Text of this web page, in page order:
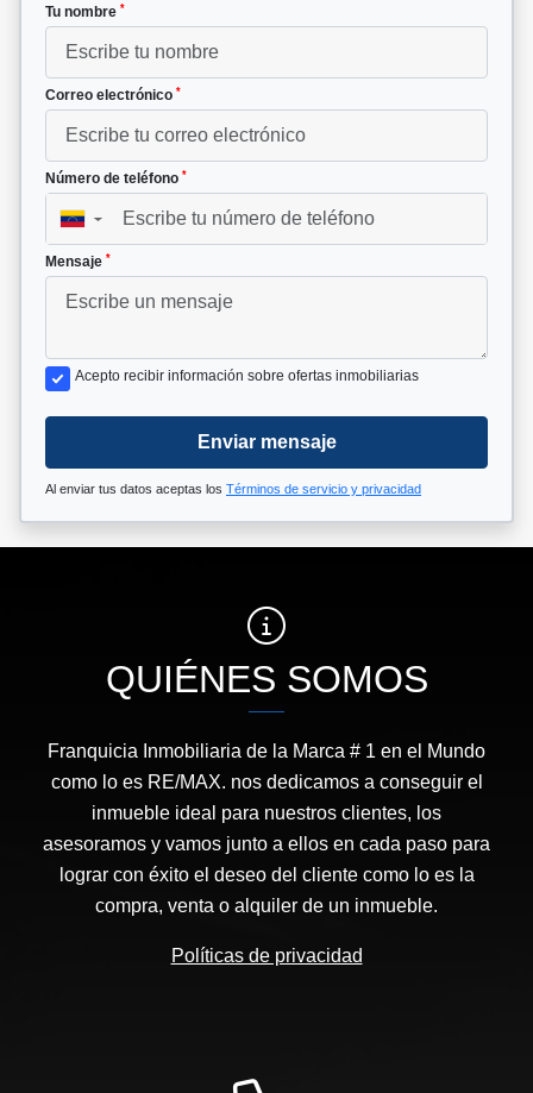
Tu nombre *
Correo electrónico *
Número de teléfono *
▼
Mensaje *
Acepto recibir información sobre ofertas inmobiliarias
Enviar mensaje
Al enviar tus datos aceptas los Términos de servicio y privacidad
QUIÉNES SOMOS
Franquicia Inmobiliaria de la Marca # 1 en el Mundo
como lo es RE/MAX. nos dedicamos a conseguir el
inmueble ideal para nuestros clientes, los
asesoramos y vamos junto a ellos en cada paso para
lograr con éxito el deseo del cliente como lo es la
compra, venta o alquiler de un inmueble.
Políticas de privacidad